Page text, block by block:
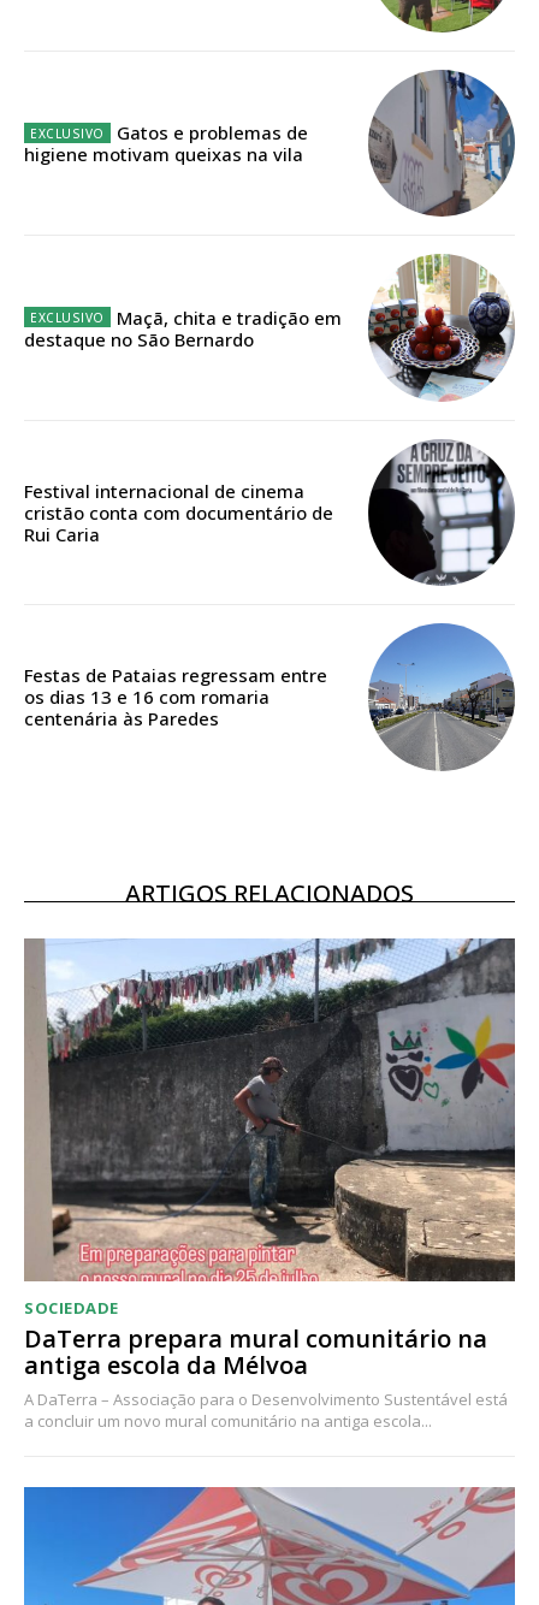
Escolha o plano
ASSINATURA
DIGITAL ANUAL
Acesso aos conteúdos Exclusivos para
Escolha o plano
Gatos e problemas de
higiene motivam queixas na vila
Maçã, chita e tradição em
destaque no São Bernardo
Festival internacional de cinema
cristão conta com documentário de
Rui Caria
Festas de Pataias regressam entre
os dias 13 e 16 com romaria
centenária às Paredes
ARTIGOS RELACIONADOS
SOCIEDADE
DaTerra prepara mural comunitário na
antiga escola da Mélvoa
A DaTerra – Associação para o Desenvolvimento Sustentável está
a concluir um novo mural comunitário na antiga escola...